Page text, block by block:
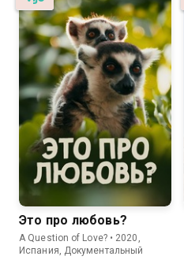
Это про любовь?
A Question of Love? • 2020,
Испания, Документальный